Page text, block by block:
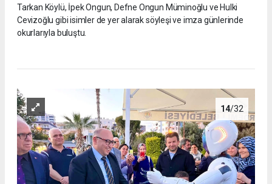
Tarkan Köylü, İpek Ongun, Defne Ongun Müminoğlu ve Hulki
Cevizoğlu gibi isimler de yer alarak söyleşi ve imza günlerinde
okurlarıyla buluştu.
14/32